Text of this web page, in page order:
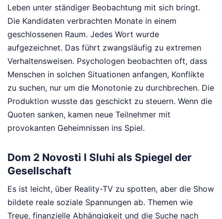
Leben unter ständiger Beobachtung mit sich bringt.
Die Kandidaten verbrachten Monate in einem
geschlossenen Raum. Jedes Wort wurde
aufgezeichnet. Das führt zwangsläufig zu extremen
Verhaltensweisen. Psychologen beobachten oft, dass
Menschen in solchen Situationen anfangen, Konflikte
zu suchen, nur um die Monotonie zu durchbrechen. Die
Produktion wusste das geschickt zu steuern. Wenn die
Quoten sanken, kamen neue Teilnehmer mit
provokanten Geheimnissen ins Spiel.
Dom 2 Novosti I Sluhi als Spiegel der
Gesellschaft
Es ist leicht, über Reality-TV zu spotten, aber die Show
bildete reale soziale Spannungen ab. Themen wie
Treue, finanzielle Abhängigkeit und die Suche nach